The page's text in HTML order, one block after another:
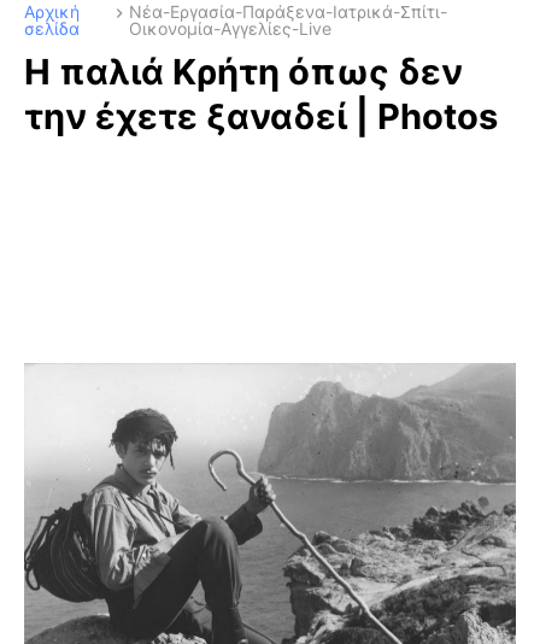
Αρχική
σελίδα
Νέα-Εργασία-Παράξενα-Ιατρικά-Σπίτι-
Οικονομία-Αγγελίες-Live
H παλιά Κρήτη όπως δεν
την έχετε ξαναδεί | Photos